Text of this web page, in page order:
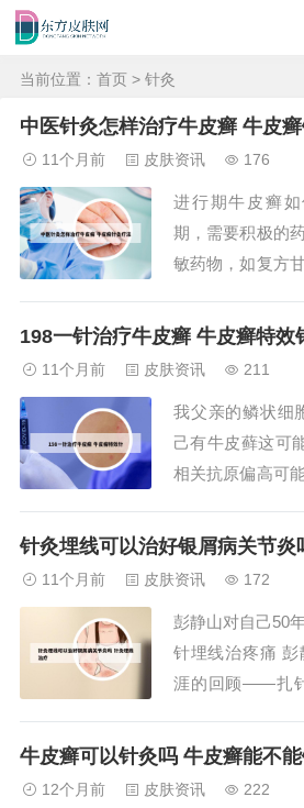
当前位置： 首页 > 针灸
中医针灸怎样治疗牛皮癣 牛皮
11个月前 皮肤资讯 176
进行期牛皮癣
期，需要积极的
敏药物，如复方
皮的过度增殖，
期。在这个阶段
稳定，且患者尚...
198一针治疗牛皮癣 牛皮癣特效
11个月前 皮肤资讯 211
我父亲的鳞状细
己有牛皮藓这可
相关抗原偏高可
肺炎等，可能导
影响鳞癌相关抗
些良性...
针灸埋线可以治好银屑病关节炎
11个月前 皮肤资讯 172
彭静山对自己50
针埋线治疼痛 彭
涯的回顾——扎
中包括著名针灸
牛皮癣可以针灸吗 牛皮癣能不
12个月前 皮肤资讯 222